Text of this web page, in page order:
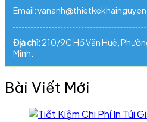
Email:
Địa chỉ:210/9C Hồ Văn Huê,
Minh.
Bài Viết Mới